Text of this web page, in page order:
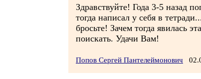
Здравствуйте! Года 3-5 назад
тогда написал у себя в
бросьте! Зачем тогда явилась
поискать. Удачи Вам!
Попов Сергей Пантелеймонович